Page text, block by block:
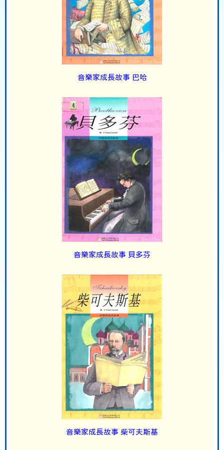
音樂家成長故事 巴哈
音樂家成長故事 貝多芬
音樂家成長故事 柴可夫斯基